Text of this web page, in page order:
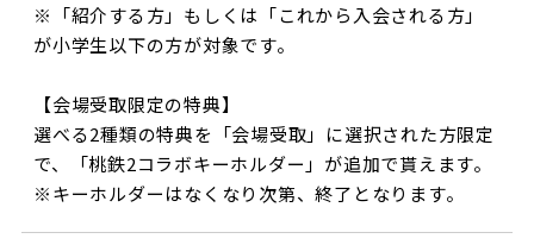
※「紹介する方」もしくは「これから入会される方」
が小学生以下の方が対象です。
【会場受取限定の特典】
選べる2種類の特典を「会場受取」に選択された方限定
で、「桃鉄2コラボキーホルダー」が追加で貰えます。
※キーホルダーはなくなり次第、終了となります。